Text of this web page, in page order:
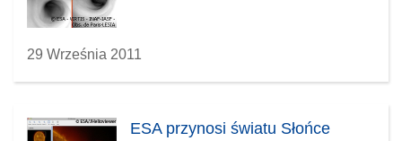
29 Września 2011
ESA przynosi światu Słońce